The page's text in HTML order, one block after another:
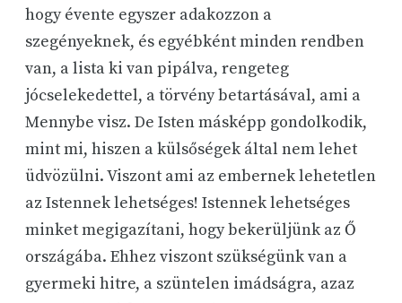
hogy évente egyszer adakozzon a
szegényeknek, és egyébként minden rendben
van, a lista ki van pipálva, rengeteg
jócselekedettel, a törvény betartásával, ami a
Mennybe visz. De Isten másképp gondolkodik,
mint mi, hiszen a külsőségek által nem lehet
üdvözülni. Viszont ami az embernek lehetetlen
az Istennek lehetséges! Istennek lehetséges
minket megigazítani, hogy bekerüljünk az Ő
országába. Ehhez viszont szükségünk van a
gyermeki hitre, a szüntelen imádságra, azaz